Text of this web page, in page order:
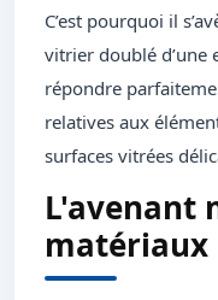
C’est pourquoi il
vitrier doublé
répondre
relatives aux
surfaces vitrées
L'avenant
matériaux